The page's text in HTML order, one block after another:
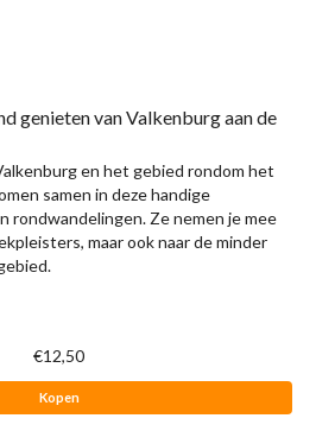
genieten van Valkenburg aan de
en het gebied rondom het
samen in deze handige
rondwandelingen. Ze nemen je mee
maar ook naar de minder
€12,50
Kopen